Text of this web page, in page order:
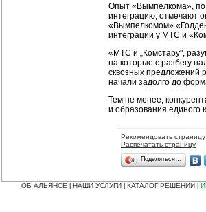
Опыт «Вымпелкома», по
интеграцию, отмечают
«Вымпелкомом»
интеграции у МТС и
«МТС и „Комстару",
на которые с разбегу
сквозных предложений
начали задолго до
Тем не менее,
и образования единого
Рекомендовать страницу
Распечатать страницу
Поделиться…
ОБ АЛЬЯНСЕ НАШИ УСЛУГИ КАТАЛОГ РЕШЕНИЙ